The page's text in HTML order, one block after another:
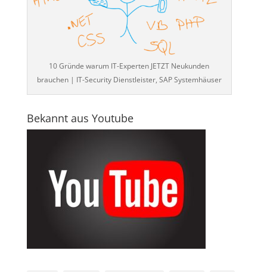
10 Gründe warum IT-Experten JETZT Neukunden
brauchen | IT-Security Dienstleister, SAP Systemhäuser
Bekannt aus Youtube